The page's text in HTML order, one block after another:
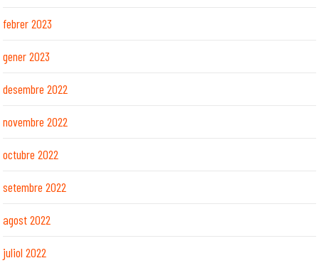
febrer 2023
gener 2023
desembre 2022
novembre 2022
octubre 2022
setembre 2022
agost 2022
juliol 2022